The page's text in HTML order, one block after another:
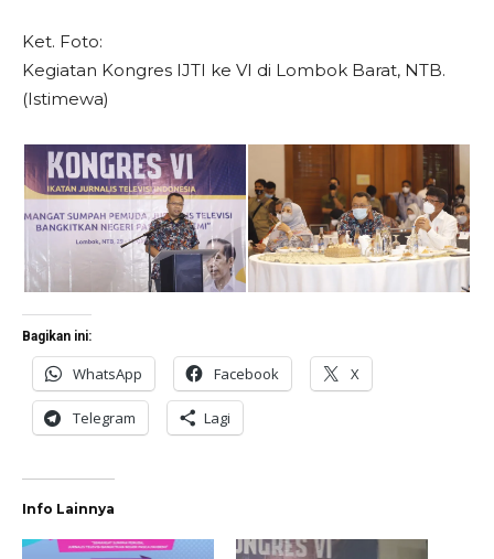
Ket. Foto:
Kegiatan Kongres IJTI ke VI di Lombok Barat, NTB.
(Istimewa)
Bagikan ini:
WhatsApp Facebook X
Telegram Lagi
Info Lainnya